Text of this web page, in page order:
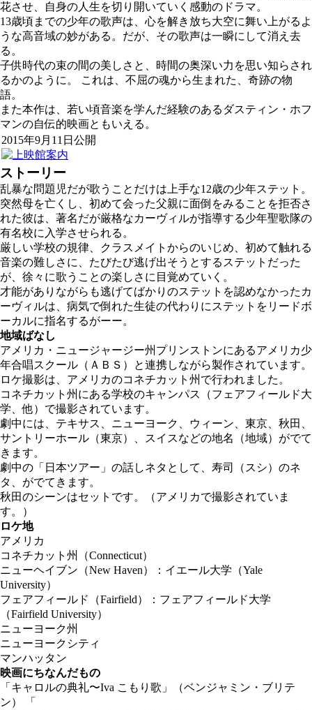
花させ、自身の人生を切り開いていく感動のドラマ。
13歳頃までの少年の歌声は、心を解き放ち大空に舞い上がるよ
うな高音域の妙がある。だが、その歌声は一瞬にして消え去
る。
子供時代の束の間の美しさと、時間の奥深い力を思い知らされ
るかのように。 これは、不屈の魂から生まれた、奇跡の物
語。
また本作は、若い頃音楽を学んだ経験のあるダスティン・ホフ
マンの自伝的映画ともいえる。
2015年9月11日公開
ストーリー
乱暴な問題児だが歌うことだけは上手な12歳の少年ステット。
突然母を亡くし、初めて会った父親に面倒をみることを拒否さ
れた彼は、著名だが厳格なカーヴィルが指導する少年聖歌隊の
有名校に入学させられる。
厳しい学校の規律、クラスメイトからのいじめ、初めて触れる
音楽の難しさに、たびたび逃げ出そうとするステットだった
が、徐々に歌うことの楽しさに目覚めていく。
才能がありながらも逃げてばかりのステットを認めなかったカ
ーヴィルは、病気で倒れた生徒の代わりにステットをリードボ
ーカルに指名するがーー。
地域ばなし
アメリカ・ニュージャージー州プリンストンにあるアメリカ少
年合唱スクール（ＡＢＳ）と連携しながら製作されています。
ロケ撮影は、アメリカのコネチカット州で行われました。
コネチカット州にある学校のキャンパス（フェアフィールド大
学、他）で撮影されています。
劇中には、テキサス、ニューヨーク、ウィーン、東京、秋田、
サントリーホール（東京）、スイスなどの地名（地域）がでて
きます。
劇中の「日本ツアー」の話しネタとして、寿司（スシ）のネ
タ、がでてきます。
秋田のシーンはセットです。（アメリカで撮影されていま
す。）
ロケ地
アメリカ
コネチカット州（Connecticut）
ニューヘイブン（New Haven）：イエール大学（Yale
University）
フェアフィールド（Fairfield）：フェアフィールド大学
（Fairfield University）
ニューヨーク州
ニューヨークシティ
マンハッタン
映画にちなんだもの
「キャロルの典礼〜Iva こもり歌」（ベンジャミン・ブリテ
ン） 「